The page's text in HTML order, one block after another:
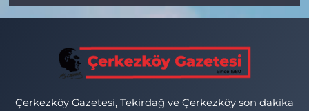
Çerkezköy Gazetesi, Tekirdağ ve Çerkezköy son dakika